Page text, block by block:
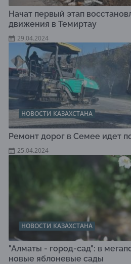
Начат первый этап
движения в Темиртау
29.04.2024
НОВОСТИ КАЗАХСТАНА
Ремонт дорог в Семее идет
25.04.2024
НОВОСТИ КАЗАХСТАНА
"Алматы - город-сад": в
новые яблоневые сады